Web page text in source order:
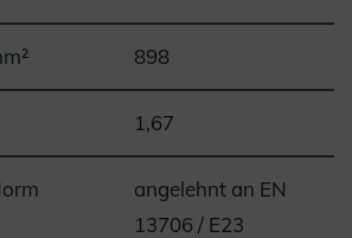
898
1,67
angelehnt an EN
13706 / E23